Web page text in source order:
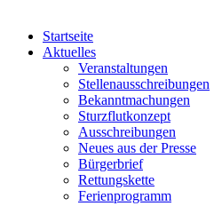
Startseite
Aktuelles
Veranstaltungen
Stellenausschreibungen
Bekanntmachungen
Sturzflutkonzept
Ausschreibungen
Neues aus der Presse
Bürgerbrief
Rettungskette
Ferienprogramm